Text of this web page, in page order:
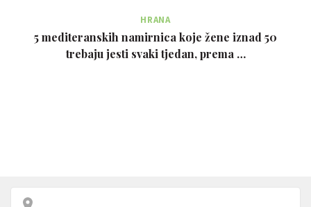
HRANA
5 mediteranskih namirnica koje žene iznad 50
trebaju jesti svaki tjedan, prema …